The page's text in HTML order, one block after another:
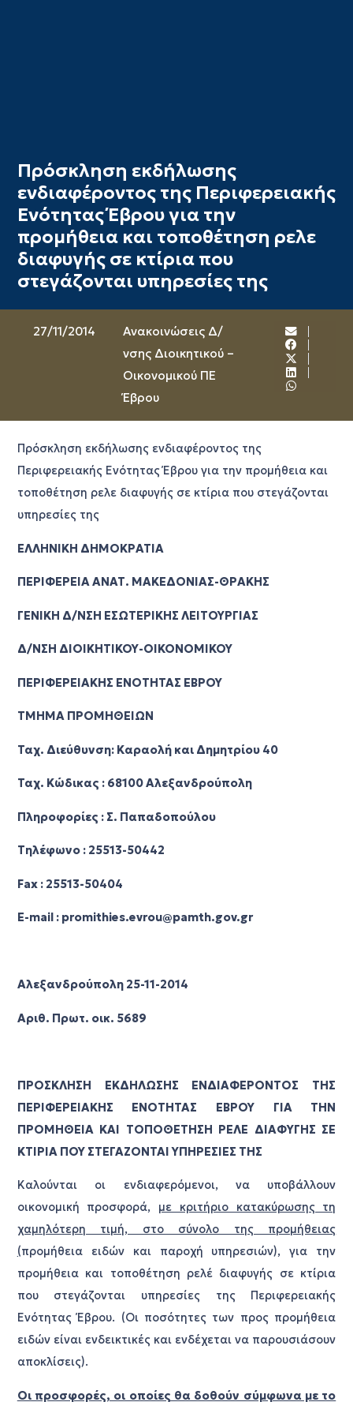
Πρόσκληση εκδήλωσης
ενδιαφέροντος της Περιφερειακής
Ενότητας Έβρου για την
προμήθεια και τοποθέτηση ρελε
διαφυγής σε κτίρια που
στεγάζονται υπηρεσίες της
27/11/2014
Ανακοινώσεις Δ/
νσης Διοικητικού –
Οικονομικού ΠΕ
Έβρου
Πρόσκληση εκδήλωσης ενδιαφέροντος της
Περιφερειακής Ενότητας Έβρου για την προμήθεια και
τοποθέτηση ρελε διαφυγής σε κτίρια που στεγάζονται
υπηρεσίες της
ΕΛΛΗΝΙΚΗ ΔΗΜΟΚΡΑΤΙΑ
ΠΕΡΙΦΕΡΕΙΑ ΑΝΑΤ. ΜΑΚΕΔΟΝΙΑΣ-ΘΡΑΚΗΣ
ΓΕΝΙΚΗ Δ/ΝΣΗ ΕΣΩΤΕΡΙΚΗΣ ΛΕΙΤΟΥΡΓΙΑΣ
Δ/ΝΣΗ ΔΙΟΙΚΗΤΙΚΟΥ-ΟΙΚΟΝΟΜΙΚΟΥ
ΠΕΡΙΦΕΡΕΙΑΚΗΣ ΕΝΟΤΗΤΑΣ ΕΒΡΟΥ
ΤΜΗΜΑ ΠΡΟΜΗΘΕΙΩΝ
Ταχ. Διεύθυνση: Καραολή και Δημητρίου 40
Ταχ. Κώδικας : 68100 Αλεξανδρούπολη
Πληροφορίες : Σ. Παπαδοπούλου
Τηλέφωνο : 25513-50442
Fax : 25513-50404
E-mail : promithies.evrou@pamth.gov.gr
Αλεξανδρούπολη 25-11-2014
Αριθ. Πρωτ. οικ. 5689
ΠΡΟΣΚΛΗΣΗ ΕΚΔΗΛΩΣΗΣ ΕΝΔΙΑΦΕΡΟΝΤΟΣ ΤΗΣ
ΠΕΡΙΦΕΡΕΙΑΚΗΣ ΕΝΟΤΗΤΑΣ ΕΒΡΟΥ ΓΙΑ ΤΗΝ
ΠΡΟΜΗΘΕΙΑ ΚΑΙ ΤΟΠΟΘΕΤΗΣΗ ΡΕΛΕ ΔΙΑΦΥΓΗΣ ΣΕ
ΚΤΙΡΙΑ ΠΟΥ ΣΤΕΓΑΖΟΝΤΑΙ ΥΠΗΡΕΣΙΕΣ ΤΗΣ
Καλούνται οι ενδιαφερόμενοι, να υποβάλλουν
οικονομική προσφορά, με κριτήριο κατακύρωσης τη
χαμηλότερη τιμή, στο σύνολο της προμήθειας
(προμήθεια ειδών και παροχή υπηρεσιών), για την
προμήθεια και τοποθέτηση ρελέ διαφυγής σε κτίρια
που στεγάζονται υπηρεσίες της Περιφερειακής
Ενότητας Έβρου. (Οι ποσότητες των προς προμήθεια
ειδών είναι ενδεικτικές και ενδέχεται να παρουσιάσουν
αποκλίσεις).
Οι προσφορές, οι οποίες θα δοθούν σύμφωνα με το